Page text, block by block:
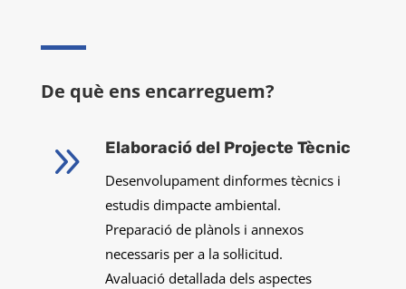
De què ens encarreguem?
9 Elaboració del Projecte Tècnic
Desenvolupament dinformes tècnics i
estudis dimpacte ambiental.
Preparació de plànols i annexos
necessaris per a la sol·licitud.
Avaluació detallada dels aspectes